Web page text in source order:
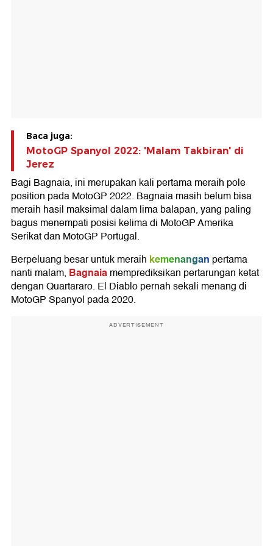
Baca juga:
MotoGP Spanyol 2022: 'Malam Takbiran' di
Jerez
Bagi Bagnaia, ini merupakan kali pertama meraih pole
position pada MotoGP 2022. Bagnaia masih belum bisa
meraih hasil maksimal dalam lima balapan, yang paling
bagus menempati posisi kelima di MotoGP Amerika
Serikat dan MotoGP Portugal.
Berpeluang besar untuk meraih kemenangan pertama
nanti malam, Bagnaiamemprediksikan pertarungan ketat
dengan Quartararo. El Diablo pernah sekali menang di
MotoGP Spanyol pada 2020.
ADVERTISEMENT